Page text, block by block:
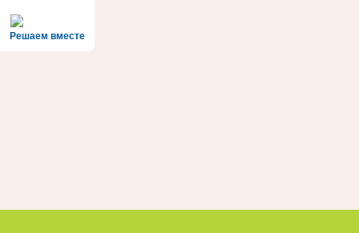
Решаем вместе